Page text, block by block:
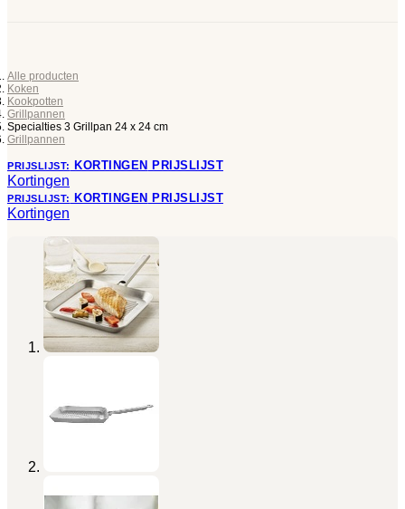
Alle producten
Koken
Kookpotten
Grillpannen
Specialties 3 Grillpan 24 x 24 cm
Grillpannen
PRIJSLIJST: KORTINGEN PRIJSLIJST
Kortingen
PRIJSLIJST: KORTINGEN PRIJSLIJST
Kortingen